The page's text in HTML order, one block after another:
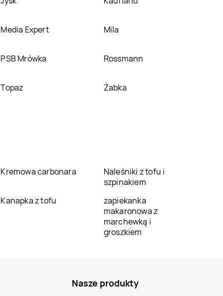
Media Expert Mila
PSB Mrówka Rossmann
Topaz Żabka
Kremowa carbonara
Naleśniki z tofu i
szpinakiem
Kanapka z tofu
zapiekanka
makaronowa z
marchewką i
groszkiem
Nasze produkty